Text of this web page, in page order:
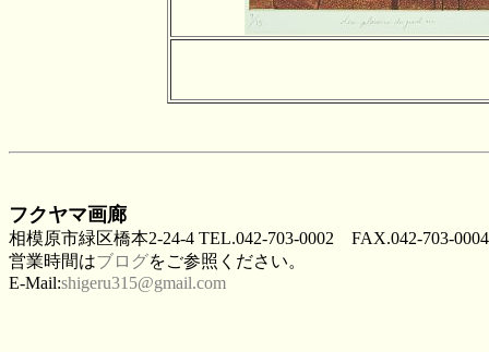
フクヤマ画廊
相模原市緑区橋本2-24-4 TEL.042-703-0002 FAX.042-703-0004
営業時間はブログをご参照ください。
E-Mail:shigeru315@gmail.com